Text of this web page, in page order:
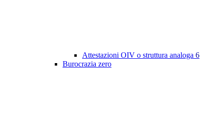
Attestazioni OIV o struttura analoga 6
Burocrazia zero